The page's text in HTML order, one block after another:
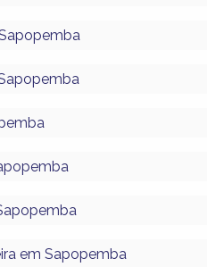
em Sapopemba